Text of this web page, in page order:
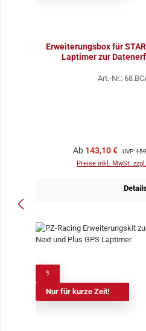
Erweiterungsbox für
Laptimer zur
Art.-Nr.:
Verkaufspreis:
Ab 143,10 € Regulärer
UVP:
Preise inkl. MwSt.
Nur für kurze Zeit!